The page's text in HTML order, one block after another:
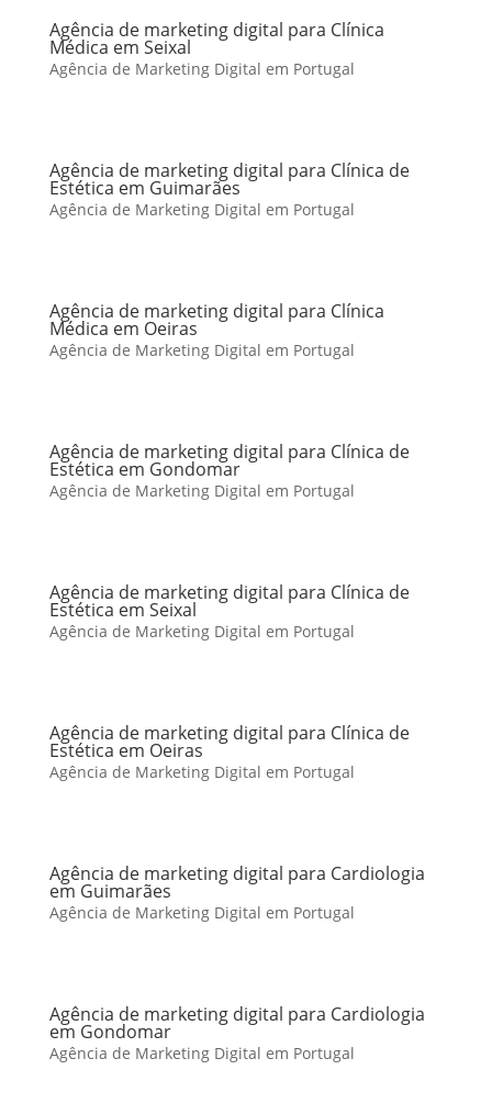
Agência de marketing digital para Clínica
Médica em Seixal
Agência de Marketing Digital em Portugal
Agência de marketing digital para Clínica de
Estética em Guimarães
Agência de Marketing Digital em Portugal
Agência de marketing digital para Clínica
Médica em Oeiras
Agência de Marketing Digital em Portugal
Agência de marketing digital para Clínica de
Estética em Gondomar
Agência de Marketing Digital em Portugal
Agência de marketing digital para Clínica de
Estética em Seixal
Agência de Marketing Digital em Portugal
Agência de marketing digital para Clínica de
Estética em Oeiras
Agência de Marketing Digital em Portugal
Agência de marketing digital para Cardiologia
em Guimarães
Agência de Marketing Digital em Portugal
Agência de marketing digital para Cardiologia
em Gondomar
Agência de Marketing Digital em Portugal